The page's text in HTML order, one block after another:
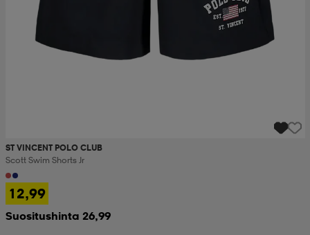
ST VINCENT POLO CLUB
Scott Swim Shorts Jr
12,99
Suositushinta 26,99